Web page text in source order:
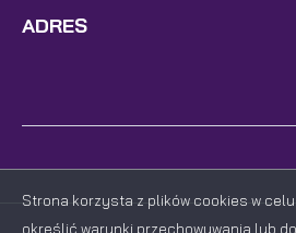
ADRES
Strona korzysta z plików cookies w
określić warunki przechowywania lub